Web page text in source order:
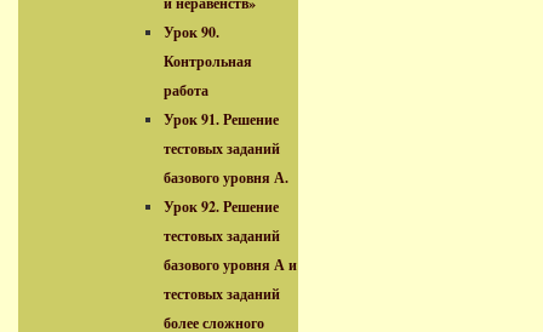
Урок 90.
Контрольная
работа
Урок 91. Решение
тестовых заданий
базового уровня А.
Урок 92. Решение
тестовых заданий
базового уровня А и
тестовых заданий
более сложного